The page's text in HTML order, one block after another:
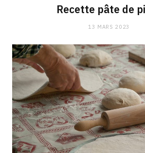
Recette pâte de
13 MARS 2023